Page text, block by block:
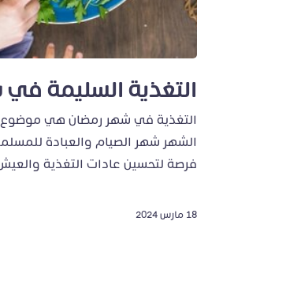
التغذية السليمة
التغذية في شهر رمضان هي موضوع
الشهر شهر الصيام والعبادة
فرصة لتحسين عادات التغذية
18 مارس 2024